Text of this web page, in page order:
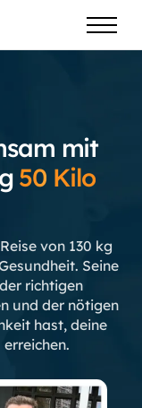
mit
50 Kilo
von 130 kg
Seine
richtigen
und der nötigen
hast, deine